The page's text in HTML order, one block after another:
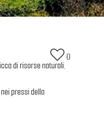
0
di risorse naturali,
pressi della